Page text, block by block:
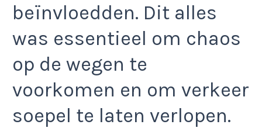
beïnvloedden. Dit alles
was essentieel om chaos
op de wegen te
voorkomen en om verkeer
soepel te laten verlopen.